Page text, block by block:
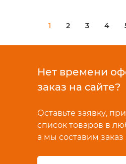
1 2 3 4
Нет времени
заказ на сайте?
Оставьте заявку,
список товаров в
а мы составим заказ